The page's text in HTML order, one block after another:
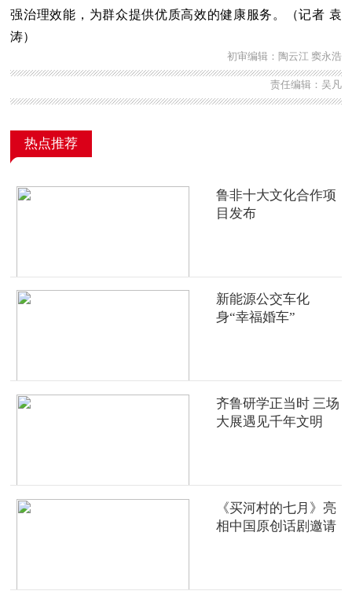
强治理效能，为群众提供优质高效的健康服务。（记者 袁
涛）
初审编辑：陶云江 窦永浩
责任编辑：吴凡
热点推荐
鲁非十大文化合作项
目发布
新能源公交车化
身“幸福婚车”
齐鲁研学正当时 三场
大展遇见千年文明
《买河村的七月》亮
相中国原创话剧邀请